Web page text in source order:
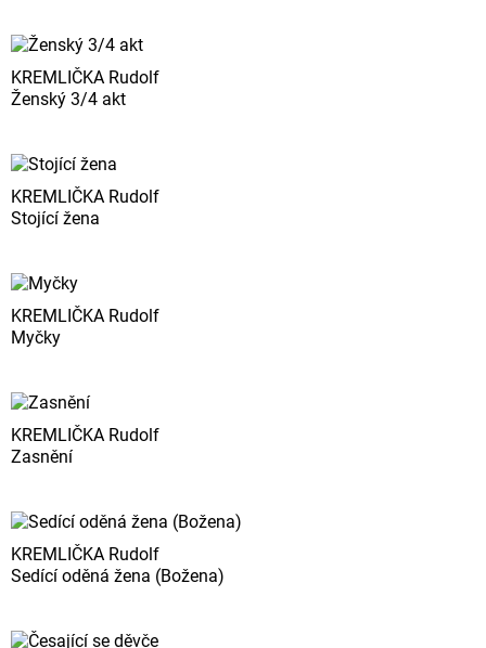
KREMLIČKA Rudolf
Ženský 3/4 akt
KREMLIČKA Rudolf
Stojící žena
KREMLIČKA Rudolf
Myčky
KREMLIČKA Rudolf
Zasnění
KREMLIČKA Rudolf
Sedící oděná žena (Božena)